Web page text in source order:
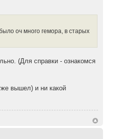
оч много гемора, в старых
(Для справки - ознакомся
вышел) и ни какой